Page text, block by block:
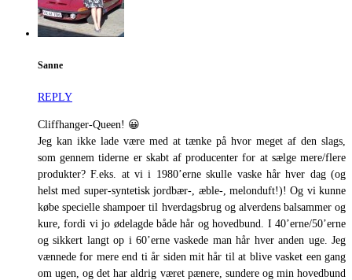
Sanne
REPLY
Cliffhanger-Queen! 😀
Jeg kan ikke lade være med at tænke på hvor meget af den slags,
som gennem tiderne er skabt af producenter for at sælge mere/flere
produkter? F.eks. at vi i 1980’erne skulle vaske hår hver dag (og
helst med super-syntetisk jordbær-, æble-, melonduft!)! Og vi kunne
købe specielle shampoer til hverdagsbrug og alverdens balsammer og
kure, fordi vi jo ødelagde både hår og hovedbund. I 40’erne/50’erne
og sikkert langt op i 60’erne vaskede man hår hver anden uge. Jeg
vænnede for mere end ti år siden mit hår til at blive vasket een gang
om ugen, og det har aldrig været pænere, sundere og min hovedbund